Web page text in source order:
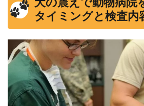
タイミングと検査内